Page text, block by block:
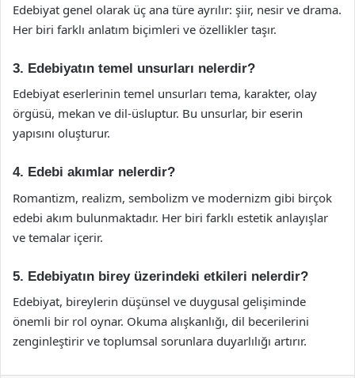
Edebiyat genel olarak üç ana türe ayrılır: şiir, nesir ve drama.
Her biri farklı anlatım biçimleri ve özellikler taşır.
3. Edebiyatın temel unsurları nelerdir?
Edebiyat eserlerinin temel unsurları tema, karakter, olay
örgüsü, mekan ve dil-üsluptur. Bu unsurlar, bir eserin
yapısını oluşturur.
4. Edebi akımlar nelerdir?
Romantizm, realizm, sembolizm ve modernizm gibi birçok
edebi akım bulunmaktadır. Her biri farklı estetik anlayışlar
ve temalar içerir.
5. Edebiyatın birey üzerindeki etkileri nelerdir?
Edebiyat, bireylerin düşünsel ve duygusal gelişiminde
önemli bir rol oynar. Okuma alışkanlığı, dil becerilerini
zenginleştirir ve toplumsal sorunlara duyarlılığı artırır.